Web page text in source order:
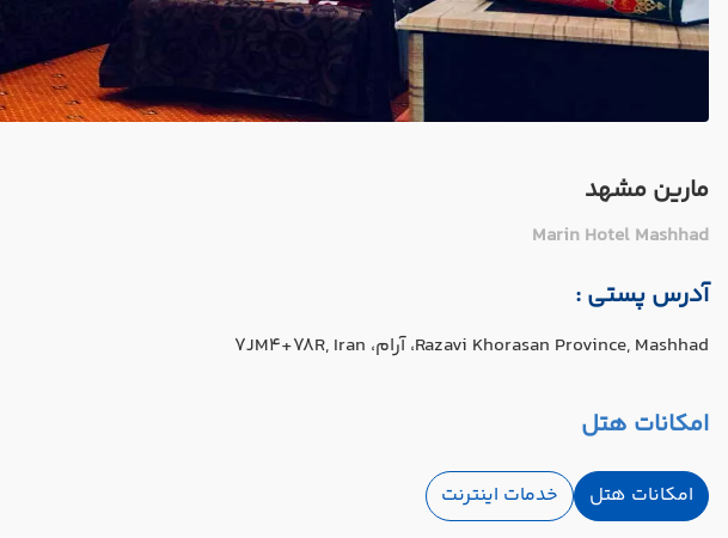
مارین مشهد
Marin Hotel Mashhad
آدرس پستی :
Razavi Khorasan Province, Mashhad، آرام، 7JM4+78R, Iran
امکانات هتل
امکانات هتل خدمات اینترنت